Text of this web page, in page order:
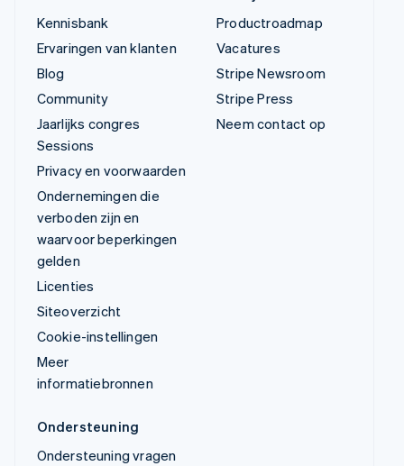
Kennisbank
Ervaringen van klanten
Blog
Community
Jaarlijks congres
Sessions
Privacy en voorwaarden
Ondernemingen die
verboden zijn en
waarvoor beperkingen
gelden
Licenties
Siteoverzicht
Cookie-instellingen
Meer
informatiebronnen
Productroadmap
Vacatures
Stripe Newsroom
Stripe Press
Neem contact op
Ondersteuning
Ondersteuning vragen